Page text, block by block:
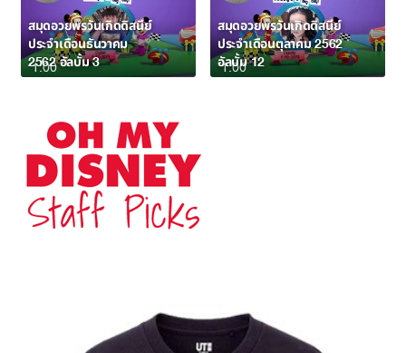
1:00
สมุดอวยพรวันเกิดดิสนีย์
ประจำเดือนธันวาคม
2562 อัลบั้ม 3
1:00
สมุดอวยพรวันเกิดดิสนีย์
ประจำเดือนตุลาคม 2562
อัลบั้ม 12